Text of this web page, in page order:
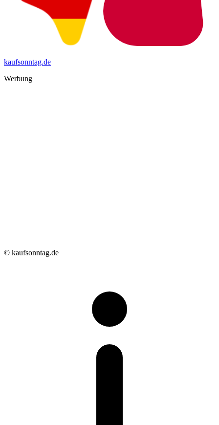
kaufsonntag.de
Werbung
© kaufsonntag.de